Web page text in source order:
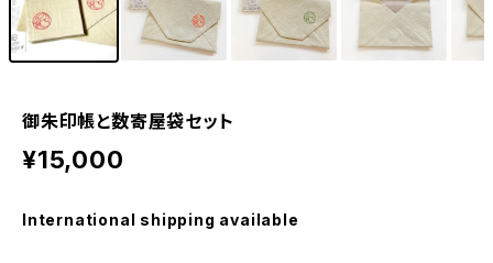
御朱印帳と数寄屋袋セット
¥15,000
International shipping available